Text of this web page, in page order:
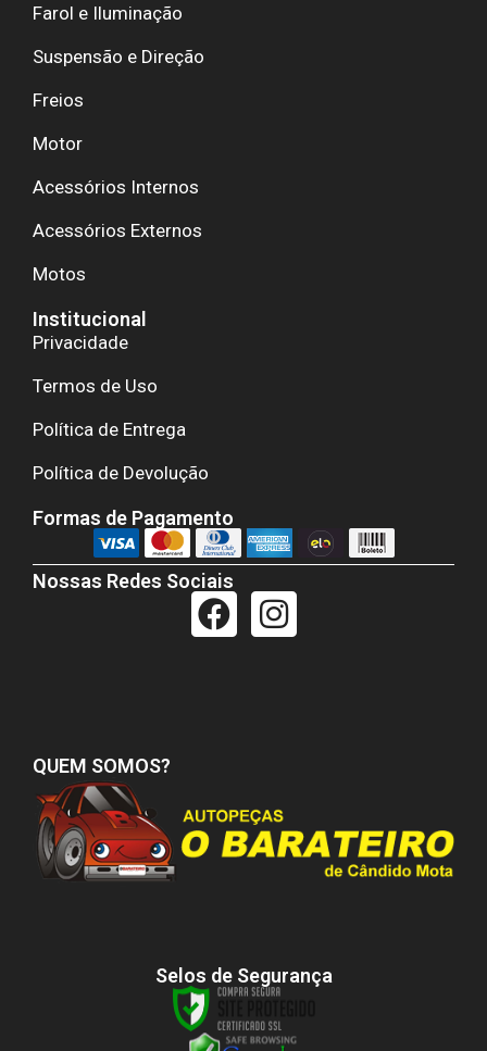
Farol e Iluminação
Suspensão e Direção
Freios
Motor
Acessórios Internos
Acessórios Externos
Motos
Institucional
Privacidade
Termos de Uso
Política de Entrega
Política de Devolução
Formas de Pagamento
Nossas Redes Sociais
QUEM SOMOS?
Selos de Segurança